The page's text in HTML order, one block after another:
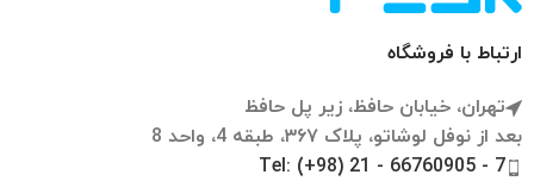
ارتباط با فروشگاه
تهران، خیابان حافظ، زیر پل حافظ
بعد از نوفل لوشاتو، پلاک ۳۶۷، طبقه 4، واحد 8
Tel: (+98) 21 - 66760905 - 7